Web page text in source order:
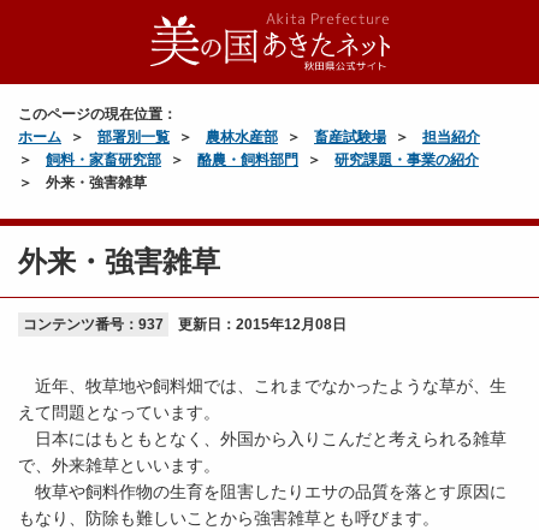
このページの現在位置：
ホーム
部署別一覧 農林水産部 畜産試験場
担当紹介
飼料・家畜研究部
酪農・飼料部門
研究課題・事業の紹介
外来・強害雑草
外来・強害雑草
コンテンツ番号：937 更新日： 2015年12月08日
近年、牧草地や飼料畑では、これまでなかったような草が、生
えて問題となっています。
日本にはもともとなく、外国から入りこんだと考えられる雑草
で、外来雑草といいます。
牧草や飼料作物の生育を阻害したりエサの品質を落とす原因に
もなり、防除も難しいことから強害雑草とも呼びます。